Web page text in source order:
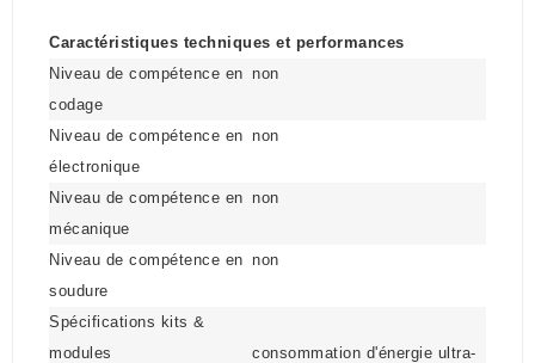
Caractéristiques techniques et performances
Niveau de compétence en
codage
non
Niveau de compétence en
électronique
non
Niveau de compétence en
mécanique
non
Niveau de compétence en
soudure
non
Spécifications kits &
modules
consommation d'énergie ultra-